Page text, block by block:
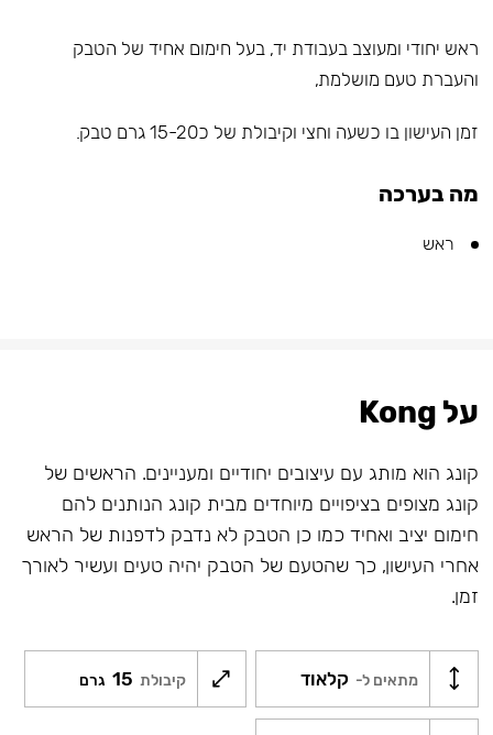
ראש יחודי ומעוצב בעבודת יד, בעל חימום אחיד של הטבק
והעברת טעם מושלמת,
זמן העישון בו כשעה וחצי וקיבולת של כ15-20 גרם טבק.
מה בערכה
ראש
על Kong
קונג הוא מותג עם עיצובים יחודיים ומעניינים. הראשים של
קונג מצופים בציפויים מיוחדים מבית קונג הנותנים להם
חימום יציב ואחיד כמו כן הטבק לא נדבק לדפנות של הראש
אחרי העישון, כך שהטעם של הטבק יהיה טעים ועשיר לאורך
זמן.
מתאים ל- קלאוד קיבולת 15 גרם